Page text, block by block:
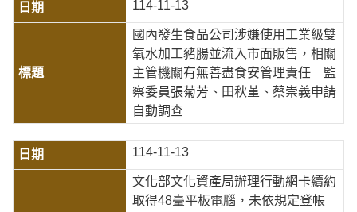
114-11-13
國內發生食品公司涉嫌使用工業級雙
氧水加工豬腸並流入市面販售，相關
主管機關有無善盡食安管理責任 監
察委員張菊芳、田秋堇、蔡崇義申請
自動調查
114-11-13
文化部文化資產局辦理行動網卡續約
取得48臺平板電腦，未依規定登帳